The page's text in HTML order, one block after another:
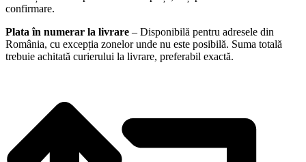
confirmare.
Plata în numerar la livrare – Disponibilă pentru adresele din
România, cu excepția zonelor unde nu este posibilă. Suma totală
trebuie achitată curierului la livrare, preferabil exactă.